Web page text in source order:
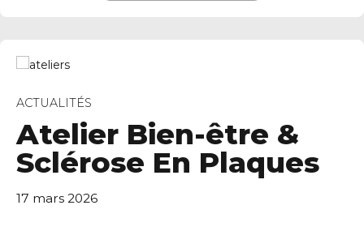
ACTUALITÉS
Atelier Bien-être &
Sclérose En Plaques
17 mars 2026